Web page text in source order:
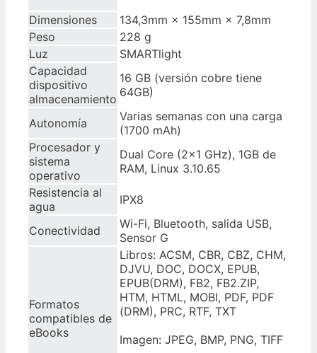
Dimensiones
134,3mm × 155mm × 7,8mm
Peso
228 g
Luz
SMARTlight
Capacidad
dispositivo
almacenamiento
16 GB (versión cobre tiene
64GB)
Autonomía
Varias semanas con una carga
(1700 mAh)
Procesador y
sistema
operativo
Dual Core (2×1 GHz), 1GB de
RAM, Linux 3.10.65
Resistencia al
agua
IPX8
Conectividad
Wi-Fi, Bluetooth, salida USB,
Sensor G
Formatos
compatibles de
eBooks
Libros: ACSM, CBR, CBZ, CHM,
DJVU, DOC, DOCX, EPUB,
EPUB(DRM), FB2, FB2.ZIP,
HTM, HTML, MOBI, PDF, PDF
(DRM), PRC, RTF, TXT
Imagen: JPEG, BMP, PNG, TIFF